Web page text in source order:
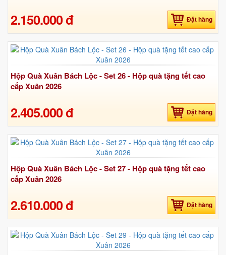
2.150.000 đ Đặt hàng
Hộp Quà Xuân Bách Lộc - Set 26 - Hộp quà tặng tết cao
cấp Xuân 2026
2.405.000 đ Đặt hàng
Hộp Quà Xuân Bách Lộc - Set 27 - Hộp quà tặng tết cao
cấp Xuân 2026
2.610.000 đ Đặt hàng